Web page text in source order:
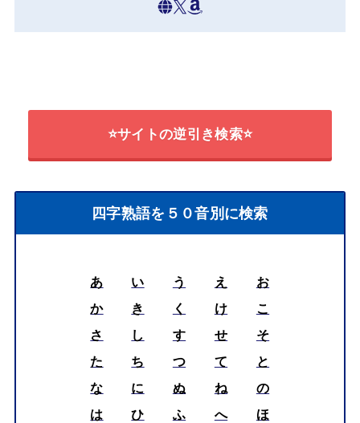
⭐サイトの逆引き検索⭐
四字熟語を５０音別に検索
あ い う え
お
か
き く け
こ
さ
し す せ
そ
た
ち つ て
と
な
に ぬ ね
の
は
ひ ふ へ
ほ